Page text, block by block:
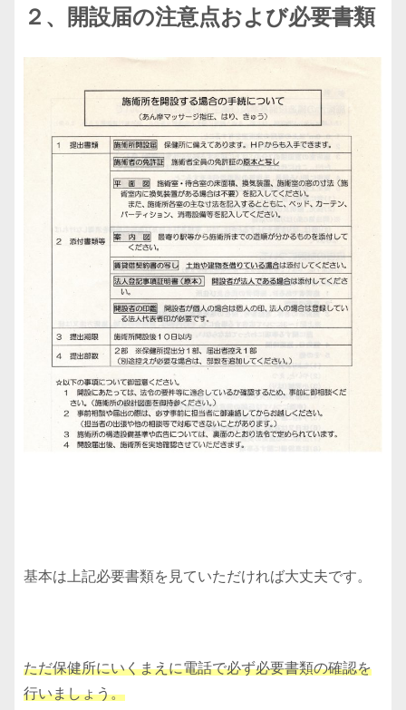
２、開設届の注意点および必要書類
基本は上記必要書類を見ていただければ大丈夫です。
ただ保健所にいくまえに電話で必ず必要書類の確認を
行いましょう。